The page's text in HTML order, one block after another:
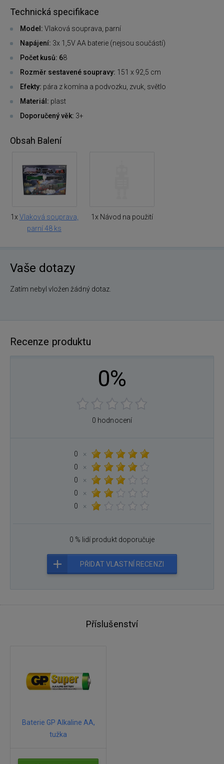
Technická specifikace
Model: Vlaková souprava, parní
Napájení: 3x 1,5V AA baterie (nejsou součástí)
Počet kusů: 68
Rozměr sestavené soupravy: 151 x 92,5 cm
Efekty: pára z komína a podvozku, zvuk, světlo
Materiál: plast
Doporučený věk: 3+
Obsah Balení
1x Vlaková souprava,
parní 48 ks
1x Návod na použití
Vaše dotazy
Zatím nebyl vložen žádný dotaz.
Recenze produktu
0%
0 hodnocení
0
×
0
×
0
×
0
×
0
×
0 % lidí produkt doporučuje
PŘIDAT VLASTNÍ RECENZI
Příslušenství
Baterie GP Alkaline AA,
tužka